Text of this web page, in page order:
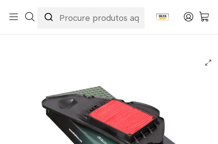
Manutenção & Consumíveis
Filtros Filtros Ar
Hiflofiltro
Filtro Ar Hiflofiltro - HFA1126 Honda Forza 125 ABS